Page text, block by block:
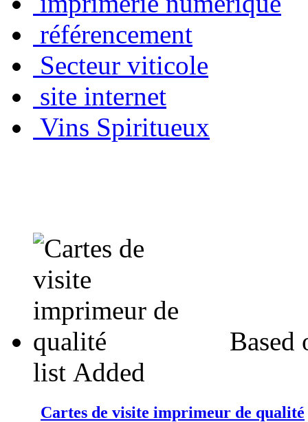
référencement
Secteur viticole
site internet
Vins Spiritueux
Based
list Added
Cartes de visite imprimeur de qualité